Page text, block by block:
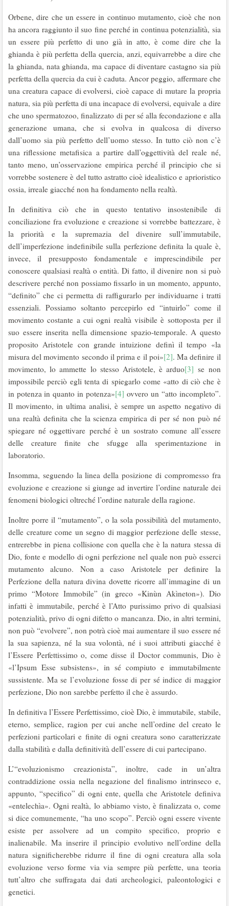
Orbene, dire che un essere in continuo mutamento, cioè che non
ha ancora raggiunto il suo fine perché in continua potenzialità, sia
un essere più perfetto di uno già in atto, è come dire che la
ghianda è più perfetta della quercia, anzi, equivarrebbe a dire che
la ghianda, nata ghianda, ma capace di diventare castagno sia più
perfetta della quercia da cui è caduta. Ancor peggio, affermare che
una creatura capace di evolversi, cioè capace di mutare la propria
natura, sia più perfetta di una incapace di evolversi, equivale a dire
che uno spermatozoo, finalizzato di per sé alla fecondazione e alla
generazione umana, che si evolva in qualcosa di diverso
dall’uomo sia più perfetto dell’uomo stesso. In tutto ciò non c’è
una riflessione metafisica a partire dall’oggettività del reale né,
tanto meno, un’osservazione empirica perché il principio che si
vorrebbe sostenere è del tutto astratto cioè idealistico e aprioristico
ossia, irreale giacché non ha fondamento nella realtà.
In definitiva ciò che in questo tentativo insostenibile di
conciliazione fra evoluzione e creazione si vorrebbe battezzare, è
la priorità e la supremazia del divenire sull’immutabile,
dell’imperfezione indefinibile sulla perfezione definita la quale è,
invece, il presupposto fondamentale e imprescindibile per
conoscere qualsiasi realtà o entità. Di fatto, il divenire non si può
descrivere perché non possiamo fissarlo in un momento, appunto,
“definito” che ci permetta di raffigurarlo per individuarne i tratti
essenziali. Possiamo soltanto percepirlo ed “intuirlo” come il
movimento costante a cui ogni realtà visibile è sottoposta per il
suo essere inserita nella dimensione spazio-temporale. A questo
proposito Aristotele con grande intuizione definì il tempo «la
misura del movimento secondo il prima e il poi»[2]. Ma definire il
movimento, lo ammette lo stesso Aristotele, è arduo[3] se non
impossibile perciò egli tenta di spiegarlo come «atto di ciò che è
in potenza in quanto in potenza»[4] ovvero un “atto incompleto”.
Il movimento, in ultima analisi, è sempre un aspetto negativo di
una realtà definita che la scienza empirica di per sé non può né
spiegare né oggettivare perché è un sostrato comune all’essere
delle creature finite che sfugge alla sperimentazione in
laboratorio.
Insomma, seguendo la linea della posizione di compromesso fra
evoluzione e creazione si giunge ad invertire l’ordine naturale dei
fenomeni biologici oltreché l’ordine naturale della ragione.
Inoltre porre il “mutamento”, o la sola possibilità del mutamento,
delle creature come un segno di maggior perfezione delle stesse,
entrerebbe in piena collisione con quella che è la natura stessa di
Dio, fonte e modello di ogni perfezione nel quale non può esserci
mutamento alcuno. Non a caso Aristotele per definire la
Perfezione della natura divina dovette ricorre all’immagine di un
primo “Motore Immobile” (in greco «Kinùn Akìneton»). Dio
infatti è immutabile, perché è l’Atto purissimo privo di qualsiasi
potenzialità, privo di ogni difetto o mancanza. Dio, in altri termini,
non può “evolvere”, non potrà cioè mai aumentare il suo essere né
la sua sapienza, né la sua volontà, né i suoi attributi giacché è
l’Essere Perfettissimo o, come disse il Doctor communis, Dio è
«l’Ipsum Esse subsistens», in sé compiuto e immutabilmente
sussistente. Ma se l’evoluzione fosse di per sé indice di maggior
perfezione, Dio non sarebbe perfetto il che è assurdo.
In definitiva l’Essere Perfettissimo, cioè Dio, è immutabile, stabile,
eterno, semplice, ragion per cui anche nell’ordine del creato le
perfezioni particolari e finite di ogni creatura sono caratterizzate
dalla stabilità e dalla definitività dell’essere di cui partecipano.
L’“evoluzionismo creazionista”, inoltre, cade in un’altra
contraddizione ossia nella negazione del finalismo intrinseco e,
appunto, “specifico” di ogni ente, quella che Aristotele definiva
«entelechìa». Ogni realtà, lo abbiamo visto, è finalizzata o, come
si dice comunemente, “ha uno scopo”. Perciò ogni essere vivente
esiste per assolvere ad un compito specifico, proprio e
inalienabile. Ma inserire il principio evolutivo nell’ordine della
natura significherebbe ridurre il fine di ogni creatura alla sola
evoluzione verso forme via via sempre più perfette, una teoria
tutt’altro che suffragata dai dati archeologici, paleontologici e
genetici.